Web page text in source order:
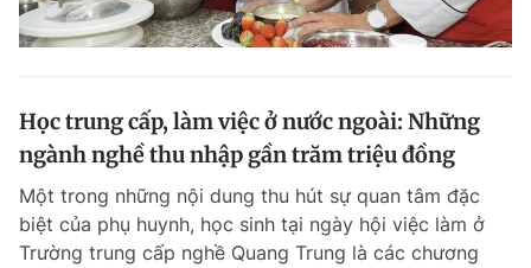
Học trung cấp, làm việc ở nước ngoài: Những
ngành nghề thu nhập gần trăm triệu đồng
Một trong những nội dung thu hút sự quan tâm đặc
biệt của phụ huynh, học sinh tại ngày hội việc làm ở
Trường trung cấp nghề Quang Trung là các chương